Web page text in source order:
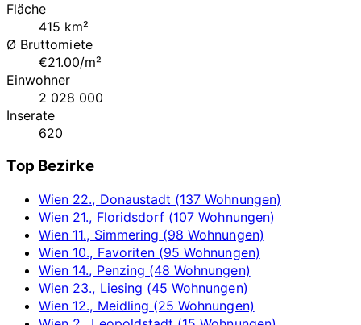
Fläche
415 km²
Ø Bruttomiete
€21.00/m²
Einwohner
2 028 000
Inserate
620
Top Bezirke
Wien 22., Donaustadt (137 Wohnungen)
Wien 21., Floridsdorf (107 Wohnungen)
Wien 11., Simmering (98 Wohnungen)
Wien 10., Favoriten (95 Wohnungen)
Wien 14., Penzing (48 Wohnungen)
Wien 23., Liesing (45 Wohnungen)
Wien 12., Meidling (25 Wohnungen)